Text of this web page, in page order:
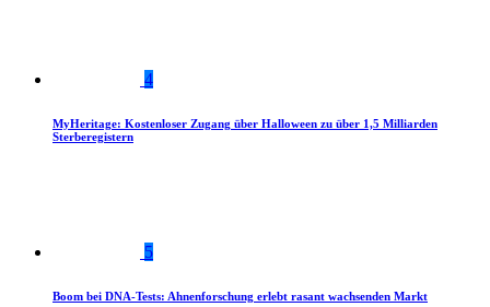
4
MyHeritage: Kostenloser Zugang über Halloween zu über 1,5 Milliarden
Sterberegistern
5
Boom bei DNA-Tests: Ahnenforschung erlebt rasant wachsenden Markt